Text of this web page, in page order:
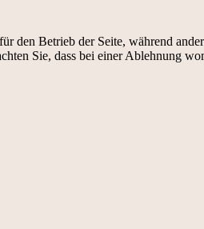
den Betrieb der Seite, während
Sie, dass bei einer Ablehnung